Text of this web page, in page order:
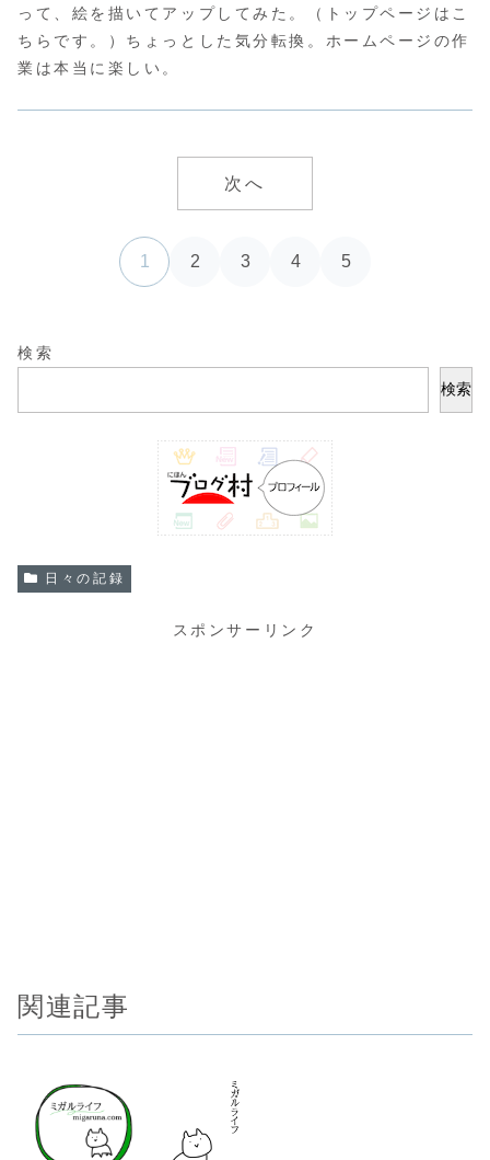
って、絵を描いてアップしてみた。（トップページは こ
ちら です。）ちょっとした気分転換。ホームページの作
業は本当に楽しい。
次へ
1 2 3 4 5
検索
検索
日々の記録
スポンサーリンク
関連記事